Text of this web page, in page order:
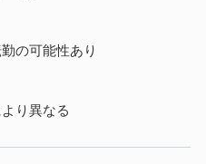
の可能性あり
り異なる